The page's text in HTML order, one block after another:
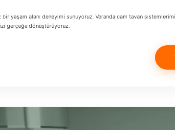
bir yaşam alanı deneyimi sunuyoruz. Veranda cam tavan
gerçeğe dönüştürüyoruz.